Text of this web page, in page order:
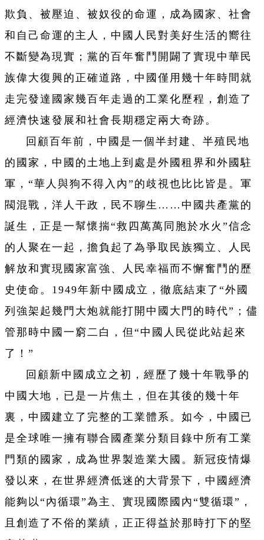
欺負、被壓迫、被奴役的命運，成為國家、社會
和自己命運的主人，中國人民對美好生活的嚮往
不斷變為現實；黨的百年奮鬥開闢了實現中華民
族偉大復興的正確道路，中國僅用幾十年時間就
走完發達國家幾百年走過的工業化歷程，創造了
經濟快速發展和社會長期穩定兩大奇跡。
回顧百年前，中國是一個半封建、半殖民地
的國家，中國的土地上到處是外國租界和外國駐
軍，“華人與狗不得入內”的歧視也比比皆是。軍
閥混戰，洋人干政，民不聊生……中國共產黨的
誕生，正是一幫懷揣“救四萬萬同胞於水火”信念
的人聚在一起，擔負起了為爭取民族獨立、人民
解放和實現國家富強、人民幸福而不懈奮鬥的歷
史使命。1949年新中國成立，徹底結束了“外國
列強架起幾門大炮就能打開中國大門的時代”；儘
管那時中國一窮二白，但“中國人民從此站起來
了！”
回顧新中國成立之初，經歷了幾十年戰爭的
中國大地，已是一片焦土，但在其後的幾十年
裏，中國建立了完整的工業體系。如今，中國已
是全球唯一擁有聯合國產業分類目錄中所有工業
門類的國家，成為世界製造業大國。新冠疫情爆
發以來，在世界經濟低迷的大背景下，中國經濟
能夠以“內循環”為主、實現國際國內“雙循環”，
且創造了不俗的業績，正正得益於那時打下的堅